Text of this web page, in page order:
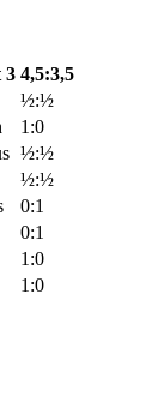
3 4,5:3,5
½:½
1:0
½:½
½:½
0:1
0:1
1:0
1:0